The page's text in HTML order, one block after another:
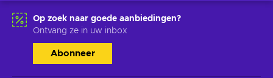
Op zoek naar goede aanbiedingen?
Ontvang ze in uw inbox
Abonneer